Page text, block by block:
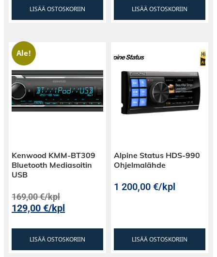
LISÄÄ OSTOSKORIIN LISÄÄ OSTOSKORIIN
Ale!
Kenwood KMM-BT309
Bluetooth Mediasoitin
USB
169,00€/kpl
129,00€/kpl
LISÄÄ OSTOSKORIIN
Alpine Status HDS-990
Ohjelmalähde
1 200,00€/kpl
LISÄÄ OSTOSKORIIN